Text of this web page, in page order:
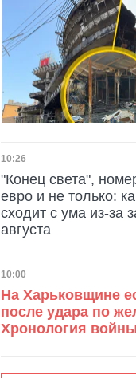
Дата публикации
10:26
"Конец света",
евро и не только:
сходит с ума из-за
августа
Дата публикации
10:00
На Харьковщине
после удара по
Хронология